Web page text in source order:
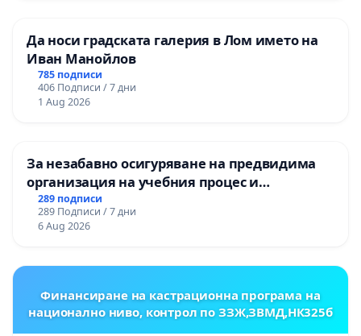
Да носи градската галерия в Лом името на
Иван Манойлов
785 подписи
406 Подписи / 7 дни
1 Aug 2026
За незабавно осигуряване на предвидима
организация на учебния процес и
гарантиране на правото на равнопоставено
и качествено образование на учениците от
ОУ „Княз Александър I“ и Хуманитарна
289 подписи
289 Подписи / 7 дни
6 Aug 2026
Финансиране на кастрационна програма на
национално ниво, контрол по ЗЗЖ,ЗВМД,НК325б